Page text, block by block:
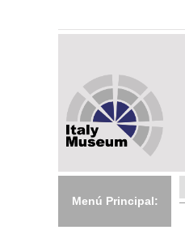
Menú Principal: